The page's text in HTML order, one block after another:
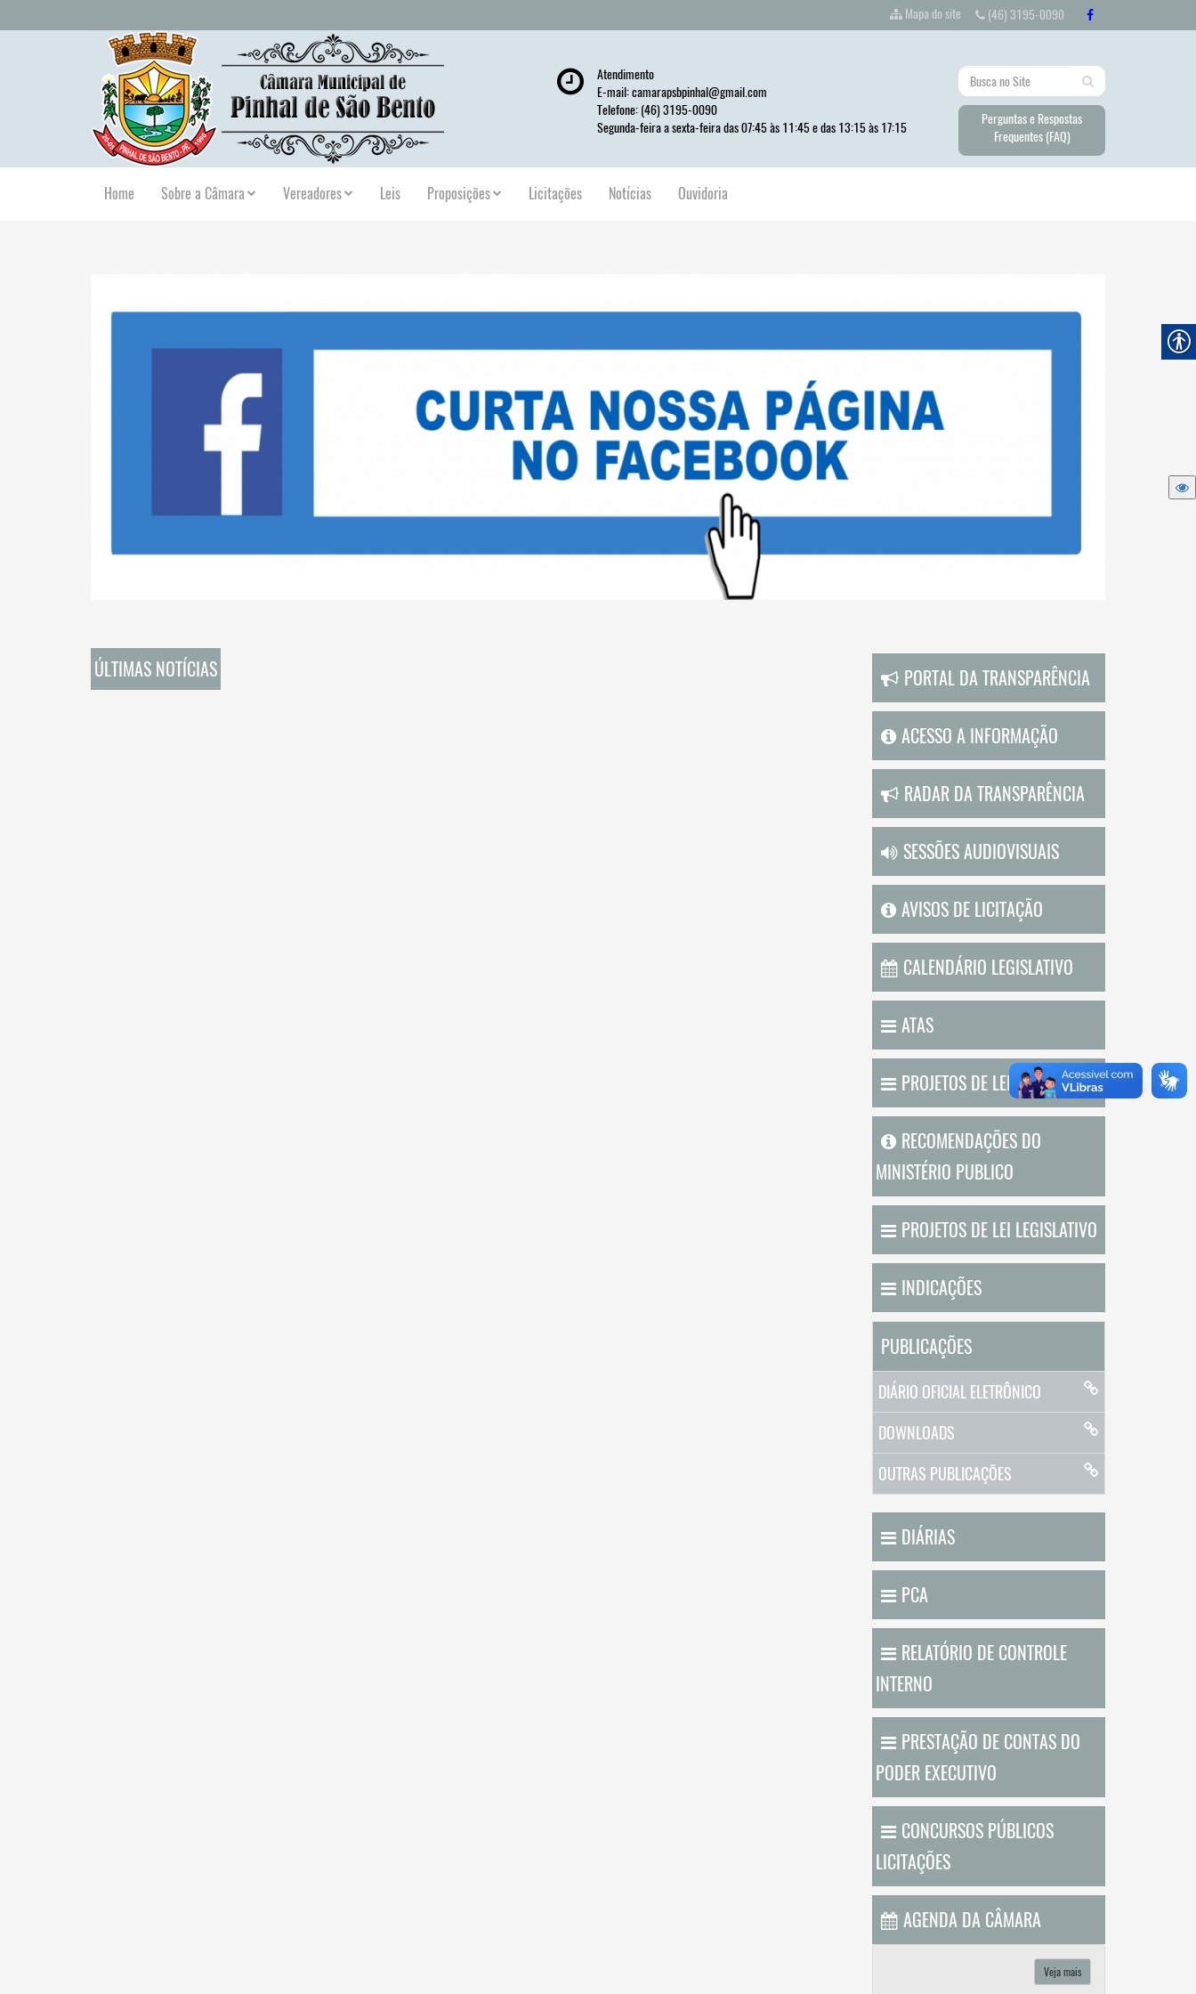
Mapa do site (46) 3195-0090
Atendimento
E-mail:camarapsbpinhal@gmail.com
Telefone: (46) 3195-0090
Segunda-feira a sexta-feira das 07:45 às 11:45 e das 13:15 às 17:15
Perguntas e Respostas
Frequentes (FAQ)
Home Sobre a Câmara Vereadores Leis Proposições Licitações Notícias Ouvidoria
ÚLTIMAS NOTÍCIAS PORTAL DA TRANSPARÊNCIA
ACESSO A INFORMAÇÃO
RADAR DA TRANSPARÊNCIA
SESSÕES AUDIOVISUAIS
AVISOS DE LICITAÇÃO
CALENDÁRIO LEGISLATIVO
ATAS
PROJETOS DE LEI EXECUTIVO
RECOMENDAÇÕES DO
MINISTÉRIO PUBLICO
PROJETOS DE LEI LEGISLATIVO
INDICAÇÕES
PUBLICAÇÕES
DIÁRIO OFICIAL ELETRÔNICO
DOWNLOADS
OUTRAS PUBLICAÇÕES
DIÁRIAS
PCA
RELATÓRIO DE CONTROLE
INTERNO
PRESTAÇÃO DE CONTAS DO
PODER EXECUTIVO
CONCURSOS PÚBLICOS
LICITAÇÕES
AGENDA DA CÂMARA
Veja mais